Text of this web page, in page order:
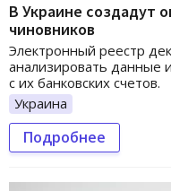
В Украине создадут
чиновников
Электронный реестр
анализировать данные
с их банковских счетов.
Украина
Подробнее